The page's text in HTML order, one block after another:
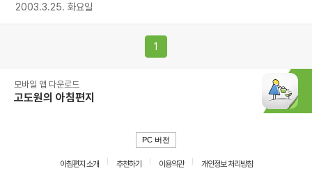
2003.3.25. 화요일
1
모바일 앱 다운로드
고도원의 아침편지
PC 버전
아침편지 소개 추천하기 이용약관 개인정보 처리방침